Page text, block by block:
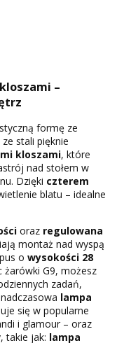
–
formę ze
stali pięknie
kloszami, które
nad stołem w
Dzięki czterem
blatu – idealne
oraz regulowana
montaż nad wyspą
o wysokości 28
żarówki G9, możesz
zadań,
lampa
się w popularne
i glamour – oraz
takie jak: lampa